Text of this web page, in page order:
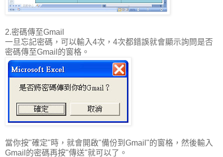
2.密碼傳至Gmail
一旦忘記密碼，可以輸入4次，4次都錯誤就會顯示詢問是否
密碼傳至Gmail的窗格。
當你按"確定"時，就會開啟"備份到Gmail"的窗格，然後輸入
Gmail的密碼再按"傳送"就可以了。